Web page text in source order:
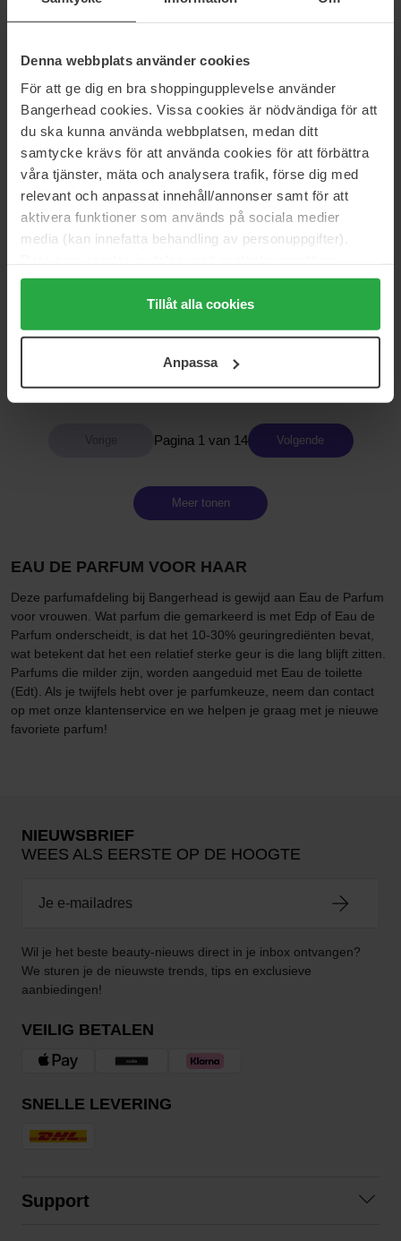
Denna webbplats använder cookies
För att ge dig en bra shoppingupplevelse använder
Bangerhead cookies. Vissa cookies är nödvändiga för att
du ska kunna använda webbplatsen, medan ditt
samtycke krävs för att använda cookies för att förbättra
våra tjänster, mäta och analysera trafik, förse dig med
relevant och anpassat innehåll/annonser samt för att
aktivera funktioner som används på sociala medier
media (kan innefatta behandling av personuppgifter).
Genom att trycka på "Tillåt alla cookies" accepterar du
alla cookies, medan du under "Detaljer" kan anpassa
användningen av cookies. Du kan när som helst återkalla
samt vår Integritetspolicy.
Tillåt alla cookies
Anpassa
30 ml
Versace
Dylan Purple Pour Femme
30 ml
Parfums de Marly
Haltane
125 ml
Parfums de Marly
Athénais
Prada
Candy
Very Good Girl
RABANNE
Fame Intense
85 €
Pagina 1 van 14 Volgende
Meer tonen
EAU DE PARFUM VOOR HAAR
Deze parfumafdeling bij Bangerhead is gewijd aan Eau de Parfum
voor vrouwen. Wat parfum die gemarkeerd is met Edp of Eau de
Parfum onderscheidt, is dat het 10-30% geuringrediënten bevat,
wat betekent dat het een relatief sterke geur is die lang blijft zitten.
Parfums die milder zijn, worden aangeduid met Eau de toilette
(Edt). Als je twijfels hebt over je parfumkeuze, neem dan contact
op met onze klantenservice en we helpen je graag met je nieuwe
favoriete parfum!
NIEUWSBRIEF
WEES ALS EERSTE OP DE HOOGTE
Wil je het beste beauty-nieuws direct in je inbox ontvangen?
We sturen je de nieuwste trends, tips en exclusieve
aanbiedingen!
VEILIG BETALEN
SNELLE LEVERING
Support